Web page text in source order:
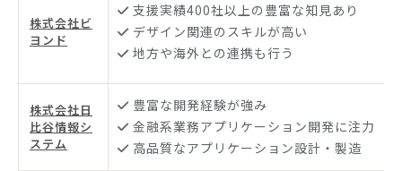
株式会社ビ
ヨンド
支援実績400社以上の豊富な知見あり
デザイン関連のスキルが高い
地方や海外との連携も行う
株式会社日
比谷情報シ
ステム
豊富な開発経験が強み
金融系業務アプリケーション開発に注力
高品質なアプリケーション設計・製造